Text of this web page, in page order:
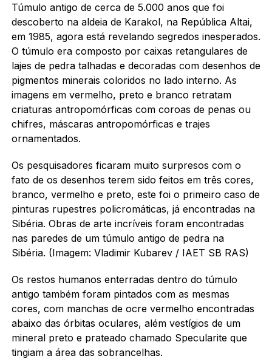
Túmulo antigo de cerca de 5.000 anos que foi
descoberto na aldeia de Karakol, na República Altai,
em 1985, agora está revelando segredos inesperados.
O túmulo era composto por caixas retangulares de
lajes de pedra talhadas e decoradas com desenhos de
pigmentos minerais coloridos no lado interno. As
imagens em vermelho, preto e branco retratam
criaturas antropomórficas com coroas de penas ou
chifres, máscaras antropomórficas e trajes
ornamentados.
Os pesquisadores ficaram muito surpresos com o
fato de os desenhos terem sido feitos em três cores,
branco, vermelho e preto, este foi o primeiro caso de
pinturas rupestres policromáticas, já encontradas na
Sibéria. Obras de arte incríveis foram encontradas
nas paredes de um túmulo antigo de pedra na
Sibéria. (Imagem: Vladimir Kubarev / IAET SB RAS)
Os restos humanos enterradas dentro do túmulo
antigo também foram pintados com as mesmas
cores, com manchas de ocre vermelho encontradas
abaixo das órbitas oculares, além vestígios de um
mineral preto e prateado chamado Specularite que
tingiam a área das sobrancelhas.